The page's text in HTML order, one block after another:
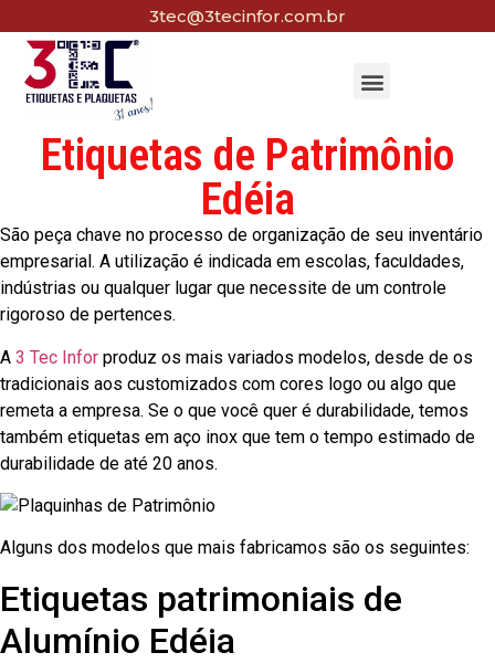
3tec@3tecinfor.com.br
Etiquetas de Patrimônio
Edéia
São peça chave no processo de organização de seu inventário
empresarial. A utilização é indicada em escolas, faculdades,
indústrias ou qualquer lugar que necessite de um controle
rigoroso de pertences.
A 3 Tec Infor produz os mais variados modelos, desde de os
tradicionais aos customizados com cores logo ou algo que
remeta a empresa. Se o que você quer é durabilidade, temos
também etiquetas em aço inox que tem o tempo estimado de
durabilidade de até 20 anos.
Alguns dos modelos que mais fabricamos são os seguintes:
Etiquetas patrimoniais de
Alumínio Edéia